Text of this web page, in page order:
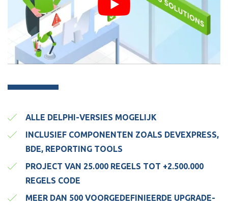
ALLE DELPHI-VERSIES MOGELIJK
INCLUSIEF COMPONENTEN ZOALS DEVEXPRESS,
BDE, REPORTING TOOLS
PROJECT VAN 25.000 REGELS TOT +2.500.000
REGELS CODE
MEER DAN 500 VOORGEDEFINIEERDE UPGRADE-